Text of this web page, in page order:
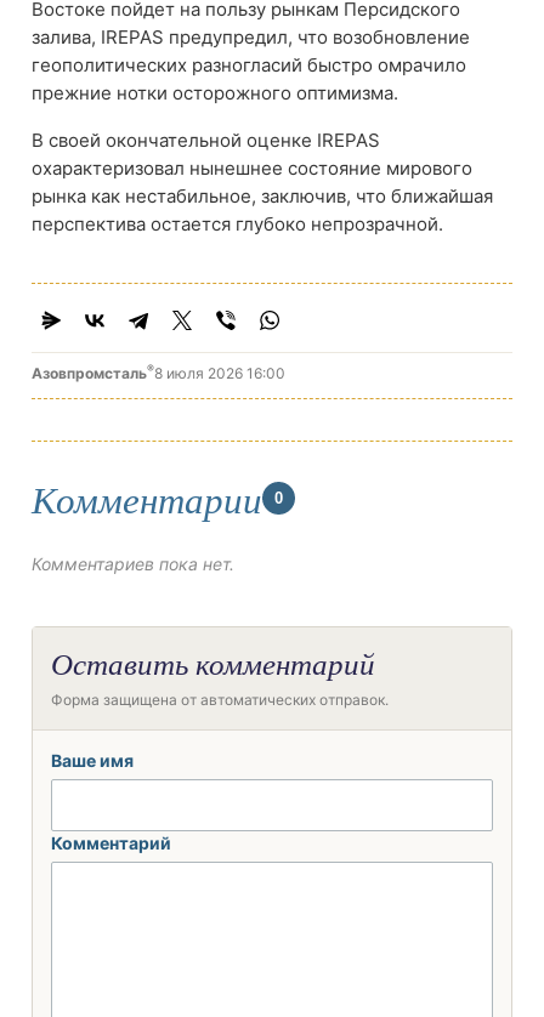
Востоке пойдет на пользу рынкам Персидского
залива, IREPAS предупредил, что возобновление
геополитических разногласий быстро омрачило
прежние нотки осторожного оптимизма.
В своей окончательной оценке IREPAS
охарактеризовал нынешнее состояние мирового
рынка как нестабильное, заключив, что ближайшая
перспектива остается глубоко непрозрачной.
Азовпромсталь®8 июля 2026 16:00
Комментарии 0
Комментариев пока нет.
Оставить комментарий
Форма защищена от автоматических отправок.
Ваше имя
Комментарий